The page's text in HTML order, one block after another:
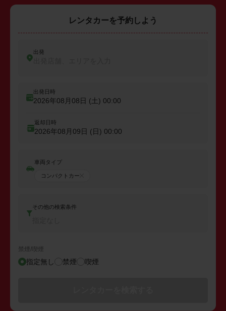
レンタカーを予約しよう
出発
出発日時
2026年08月08日 (土) 00:00
返却日時
2026年08月09日 (日) 00:00
車両タイプ
コンパクトカー
その他の検索条件
禁煙/喫煙
指定無し 禁煙 喫煙